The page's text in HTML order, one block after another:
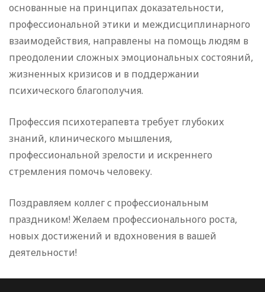
основанные на принципах доказательности,
профессиональной этики и междисциплинарного
взаимодействия, направлены на помощь людям в
преодолении сложных эмоциональных состояний,
жизненных кризисов и в поддержании
психического благополучия.
Профессия психотерапевта требует глубоких
знаний, клинического мышления,
профессиональной зрелости и искреннего
стремления помочь человеку.
Поздравляем коллег с профессиональным
праздником! Желаем профессионального роста,
новых достижений и вдохновения в вашей
деятельности!